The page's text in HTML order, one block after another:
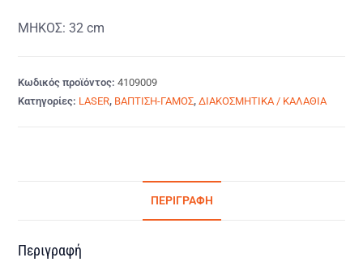
ΜΗΚΟΣ: 32 cm
Κωδικός προϊόντος:4109009
Κατηγορίες: LASER, ΒΑΠΤΙΣΗ-ΓΑΜΟΣ,ΔΙΑΚΟΣΜΗΤΙΚΑ / ΚΑΛΑΘΙΑ
ΠΕΡΙΓΡΑΦΉ
Περιγραφή